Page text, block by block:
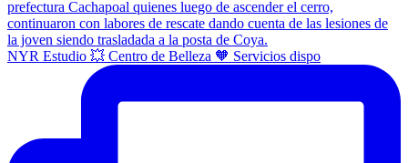
NYR Estudio 💥 Centro de Belleza 🧡 Servicios dispo